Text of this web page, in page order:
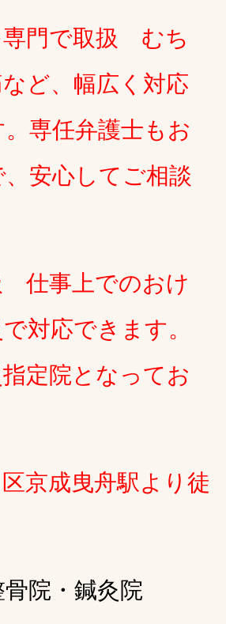
専門で取扱 むち
ど、幅広く対応
専任弁護士もお
安心してご相談
仕事上でのおけ
対応できます。
定院となってお
京成曳舟駅より徒
院・鍼灸院